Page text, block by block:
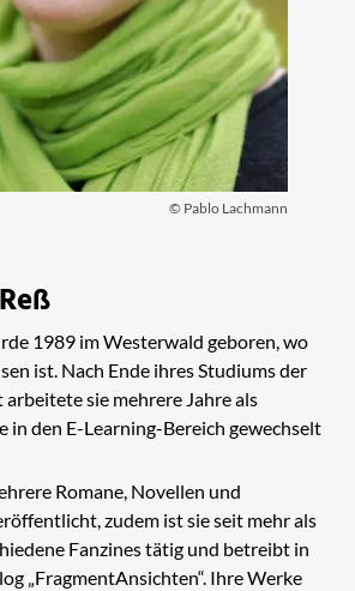
© Pablo Lachmann
1989 im Westerwald geboren, wo
ist. Nach Ende ihres Studiums der
sie mehrere Jahre als
in den E-Learning-Bereich gewechselt
Romane, Novellen und
zudem ist sie seit mehr als
Fanzines tätig und betreibt in
„FragmentAnsichten“. Ihre Werke